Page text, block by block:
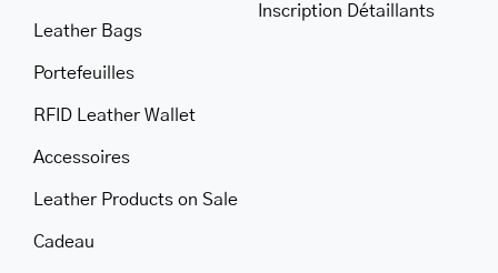
Leather Bags
Portefeuilles
RFID Leather Wallet
Accessoires
Leather Products on Sale
Cadeau
Inscription Détaillants